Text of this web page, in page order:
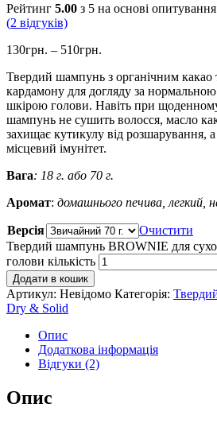
Рейтинг 5.00 з 5 на основі опитування
(2 відгуків)
130грн. – 510грн.
Твердий шампунь з органічним какао
кардамону для догляду за
шкірою голови. Навіть при
шампунь не сушить волосся, масло
захищає кутикулу від розшарування,
місцевий імунітет.
Вага: 18 г. або 70 г.
Аромат: домашнього печива, легкий,
Версія
Очистити
Твердий шампунь BROWNIE для
голови кількість
Додати в кошик
Артикул: Невідомо Категорія:
Dry & Solid
Опис
Додаткова інформація
Відгуки (2)
Опис